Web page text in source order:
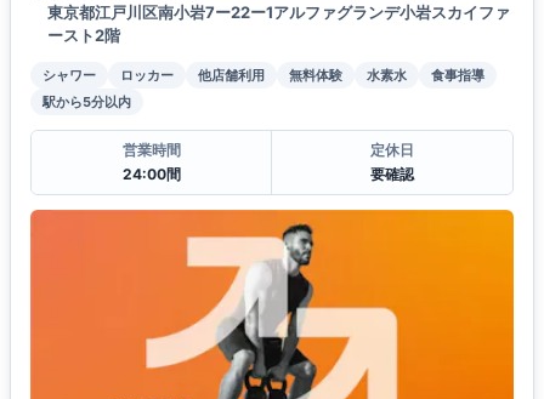
東京都江戸川区南小岩7ー22ー1アルファグランデ小岩スカイファ
ースト2階
シャワー ロッカー 他店舗利用 無料体験 水素水
食事指導
駅から5分以内
営業時間
24:00間
定休日
要確認